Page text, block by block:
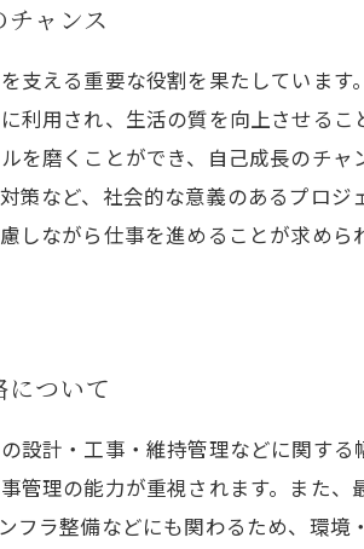
ャンス
支える重要な役割を果たしていま
利用され、生活の質を向上させる
を磨くことができ、自己成長のチ
策など、社会的な意義のあるプロ
しながら仕事を進めることが求め
ついて
設計・工事・維持管理などに関す
管理の能力が重視されます。また
フラ整備などにも関わるため、環